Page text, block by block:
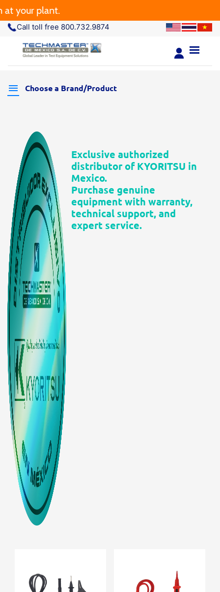
your plant.
Call toll free 800.732.9874
Exclusive authorized
distributor of KYORITSU in
Mexico.
Purchase genuine
equipment with warranty,
technical support, and
expert service.
Choose a Brand/Product